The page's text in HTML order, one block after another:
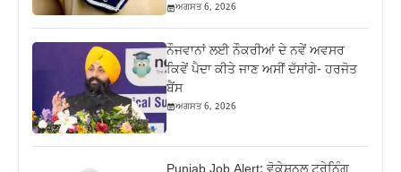
ਅਗਸਤ 6, 2026
ਨੌਜਵਾਨਾਂ ਲਈ ਨੌਕਰੀਆਂ ਦੇ ਨਵੇਂ ਅਵਸਰ
ਕਿਵੇਂ ਪੈਦਾ ਕੀਤੇ ਜਾਣ ਅਸੀਂ ਦੱਸਾਂਗੇ- ਹਰਜੋਤ
ਬੈਂਸ
ਅਗਸਤ 6, 2026